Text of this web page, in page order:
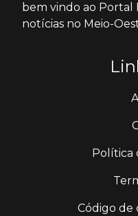
bem vindo ao Portal
notícias no Meio-
Política
Código de